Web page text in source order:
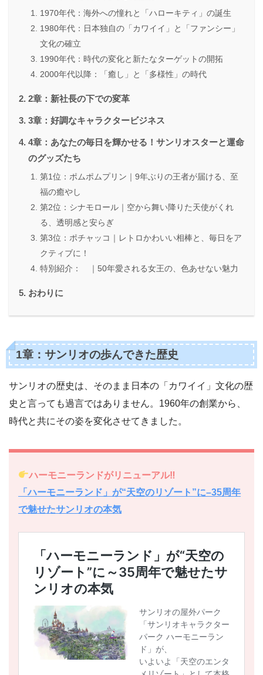
1970年代：海外への憧れと「ハローキティ」の誕生
1980年代：日本独自の「カワイイ」と「ファンシー」
文化の確立
1990年代：時代の変化と新たなターゲットの開拓
2000年代以降：「癒し」と「多様性」の時代
2章：新社長の下での変革
3章：好調なキャラクタービジネス
4章：あなたの毎日を輝かせる！サンリオスターと運命
のグッズたち
第1位：ポムポムプリン｜9年ぶりの王者が届ける、至
福の癒やし
第2位：シナモロール｜空から舞い降りた天使がくれ
る、透明感と安らぎ
第3位：ポチャッコ｜レトロかわいい相棒と、毎日をア
クティブに！
特別紹介： ｜50年愛される女王の、色あせない魅力
おわりに
1章：サンリオの歩んできた歴史
サンリオの歴史は、そのまま日本の「カワイイ」文化の歴
史と言っても過言ではありません。1960年の創業から、
時代と共にその姿を変化させてきました。
ハーモニーランドがリニューアル‼
「ハーモニーランド」が“天空のリゾート”に–35周年
で魅せたサンリオの本気